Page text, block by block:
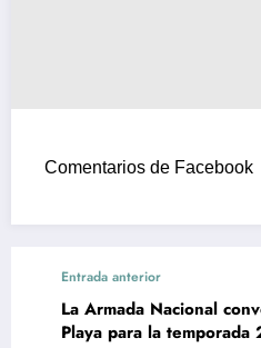
Comentarios de Facebook
Entrada anterior
La Armada Nacional
Playa para la